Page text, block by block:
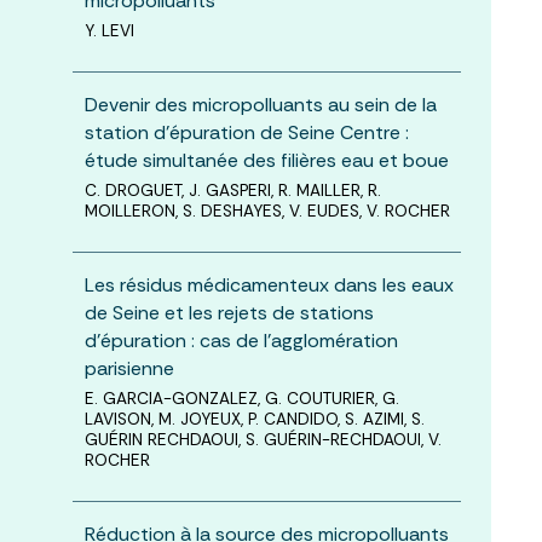
Y. LEVI
Devenir des micropolluants au sein de la
station d’épuration de Seine Centre :
étude simultanée des filières eau et boue
C. DROGUET, J. GASPERI, R. MAILLER, R.
MOILLERON, S. DESHAYES, V. EUDES, V. ROCHER
Les résidus médicamenteux dans les eaux
de Seine et les rejets de stations
d’épuration : cas de l’agglomération
parisienne
E. GARCIA-GONZALEZ, G. COUTURIER, G.
LAVISON, M. JOYEUX, P. CANDIDO, S. AZIMI, S.
GUÉRIN RECHDAOUI, S. GUÉRIN-RECHDAOUI, V.
ROCHER
Réduction à la source des micropolluants